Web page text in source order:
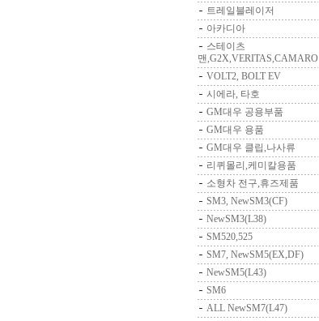
트레일블레이저
아카디아
스테이츠
맨,G2X,VERITAS,CAMARO
VOLT2, BOLT EV
시에라, 타호
GM대우 공용부품
GM대우 용품
GM대우 클립,나사류
리퀴몰리,케미칼용품
소형차 전구,휴즈제품
SM3, NewSM3(CF)
NewSM3(L38)
SM520,525
SM7, NewSM5(EX,DF)
NewSM5(L43)
SM6
ALL NewSM7(L47)